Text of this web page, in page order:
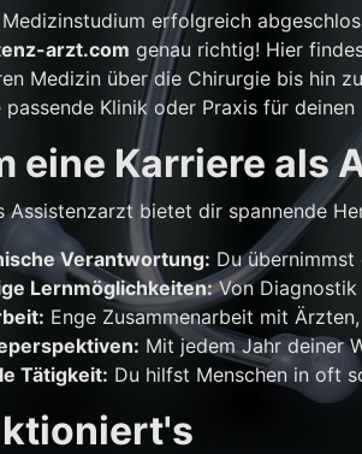
erfolgreich
arzt.com genau richtig! Hier
Medizin über die Chirurgie bis hin
Klinik oder Praxis für
eine Karriere als
Assistenzarzt bietet dir spannende
Verantwortung: Du
Lernmöglichkeiten:Von Diagnostik
Enge Zusammenarbeit mit
Mit jedem Jahr deiner
Tätigkeit: Du hilfst Menschen in oft